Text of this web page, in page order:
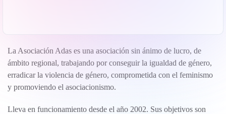
La Asociación Adas es una asociación sin ánimo de lucro, de
ámbito regional, trabajando por conseguir la igualdad de género,
erradicar la violencia de género, comprometida con el feminismo
y promoviendo el asociacionismo.
Lleva en funcionamiento desde el año 2002. Sus objetivos son